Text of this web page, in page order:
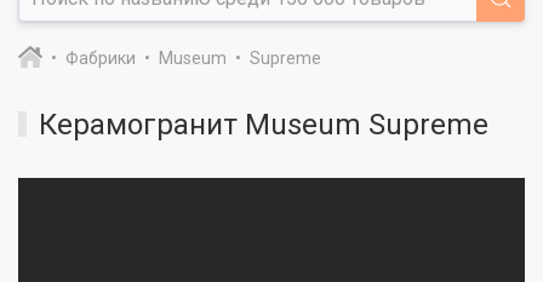
Фабрики Museum Supreme
Керамогранит Museum Supreme